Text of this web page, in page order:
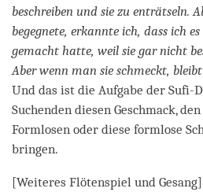
beschreiben und sie zu enträtseln.
begegnete, erkannte ich, dass ich
gemacht hatte, weil sie gar nicht
Aber wenn man sie schmeckt,
Und das ist die Aufgabe der Sufi-
Suchenden diesen Geschmack,
Formlosen oder diese formlose
bringen.
[Weiteres Flötenspiel und Gesang]